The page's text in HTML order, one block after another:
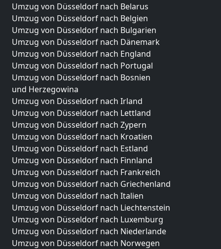
Umzug von Düsseldorf nach Belarus
Umzug von Düsseldorf nach Belgien
Umzug von Düsseldorf nach Bulgarien
Umzug von Düsseldorf nach Dänemark
Umzug von Düsseldorf nach England
Umzug von Düsseldorf nach Portugal
Umzug von Düsseldorf nach Bosnien
und Herzegowina
Umzug von Düsseldorf nach Irland
Umzug von Düsseldorf nach Lettland
Umzug von Düsseldorf nach Zypern
Umzug von Düsseldorf nach Kroatien
Umzug von Düsseldorf nach Estland
Umzug von Düsseldorf nach Finnland
Umzug von Düsseldorf nach Frankreich
Umzug von Düsseldorf nach Griechenland
Umzug von Düsseldorf nach Italien
Umzug von Düsseldorf nach Liechtenstein
Umzug von Düsseldorf nach Luxemburg
Umzug von Düsseldorf nach Niederlande
Umzug von Düsseldorf nach Norwegen